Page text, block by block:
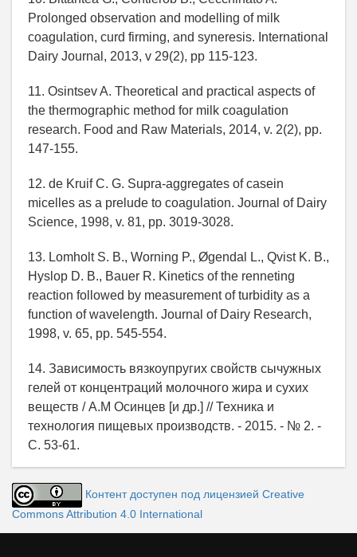
Prolonged observation and modelling of milk
coagulation, curd firming, and syneresis. International
Dairy Journal, 2013, v 29(2), pp 115-123.
11. Osintsev A. Theoretical and practical aspects of
the thermographic method for milk coagulation
research. Food and Raw Materials, 2014, v. 2(2), pp.
147-155.
12. de Kruif C. G. Supra-aggregates of casein
micelles as a prelude to coagulation. Journal of Dairy
Science, 1998, v. 81, pp. 3019-3028.
13. Lomholt S. B., Worning P., Øgendal L., Qvist K. B.,
Hyslop D. B., Bauer R. Kinetics of the renneting
reaction followed by measurement of turbidity as a
function of wavelength. Journal of Dairy Research,
1998, v. 65, pp. 545-554.
14. Зависимость вязкоупругих свойств сычужных
гелей от концентраций молочного жира и сухих
веществ / А.М Осинцев [и др.] // Техника и
технология пищевых производств. - 2015. - № 2. -
С. 53-61.
Контент доступен под лицензией Creative
Commons Attribution 4.0 International